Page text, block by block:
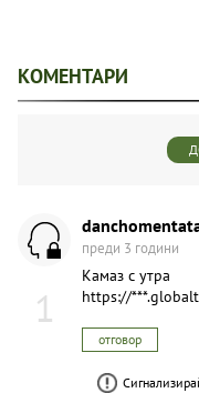
КОМЕНТАРИ
1
преди 3 години
Kамаз с утра
https://
отговор